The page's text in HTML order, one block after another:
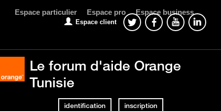
Espace particulier Espace pro Espace business
Espace client
Le forum d'aide Orange
Tunisie
identification inscription